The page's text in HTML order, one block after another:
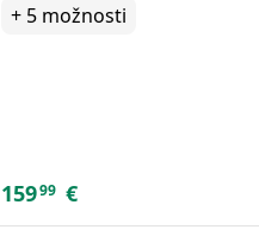
+ 5 možnosti
15999 €